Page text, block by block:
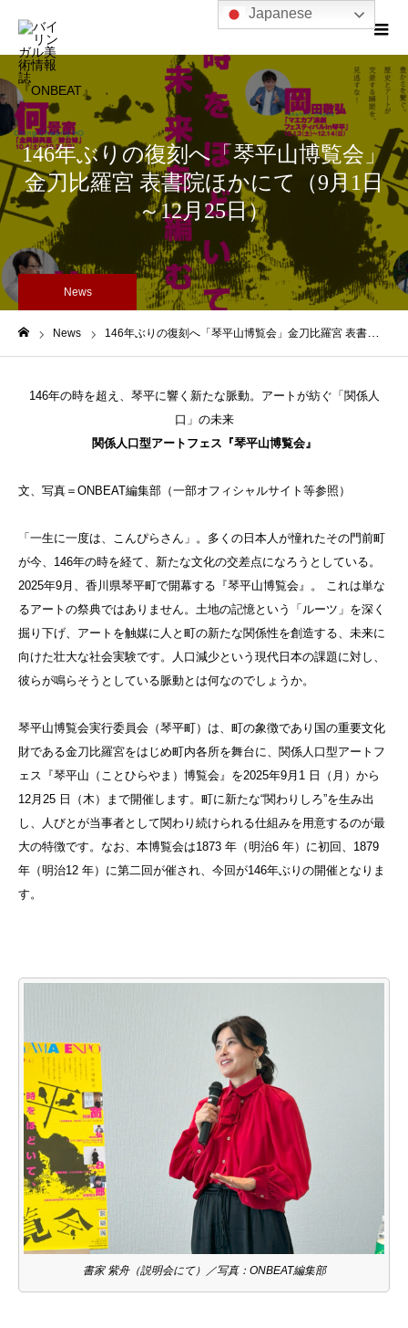
146年ぶりの復刻へ「琴平山博覧会」
金刀比羅宮 表書院ほかにて（9月1日
～12月25日）
News
News 146年ぶりの復刻へ「琴平山博覧会」金刀比羅宮 表書院ほかにて（9月1日～12月25日）
146年の時を超え、琴平に響く新たな脈動。アートが紡ぐ「関係人
口」の未来
関係人口型アートフェス『琴平山博覧会』
文、写真＝ONBEAT編集部（一部オフィシャルサイト等参照）
「一生に一度は、こんぴらさん」。多くの日本人が憧れたその門前町
が今、146年の時を経て、新たな文化の交差点になろうとしている。
2025年9月、香川県琴平町で開幕する『琴平山博覧会』。 これは単な
るアートの祭典ではありません。土地の記憶という「ルーツ」を深く
掘り下げ、アートを触媒に人と町の新たな関係性を創造する、未来に
向けた壮大な社会実験です。人口減少という現代日本の課題に対し、
彼らが鳴らそうとしている脈動とは何なのでしょうか。
琴平山博覧会実行委員会（琴平町）は、町の象徴であり国の重要文化
財である金刀比羅宮をはじめ町内各所を舞台に、関係人口型アートフ
ェス『琴平山（ことひらやま）博覧会』を2025年9月1 日（月）から
12月25 日（木）まで開催します。町に新たな“関わりしろ”を生み出
し、人びとが当事者として関わり続けられる仕組みを用意するのが最
大の特徴です。なお、本博覧会は1873 年（明治6 年）に初回、1879
年（明治12 年）に第二回が催され、今回が146年ぶりの開催となりま
す。
書家 紫舟（説明会にて）／写真：ONBEAT編集部
Japanese